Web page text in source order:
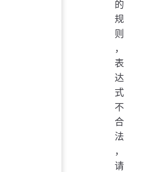
的
规
则
，
表
达
式
不
合
法
，
请